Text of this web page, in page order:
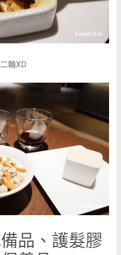
輪XD
品、護髮膠